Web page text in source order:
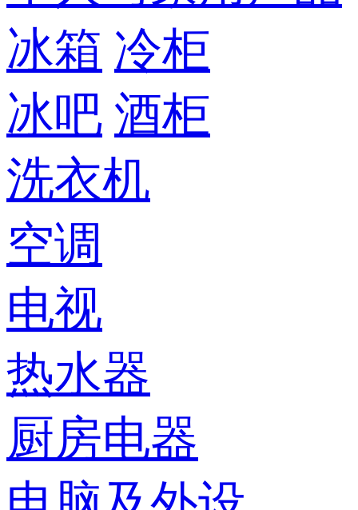
冰箱 冷柜
冰吧 酒柜
洗衣机
空调
电视
热水器
厨房电器